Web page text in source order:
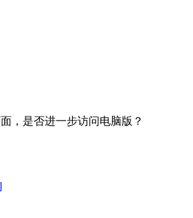
，是否进一步访问电脑版？